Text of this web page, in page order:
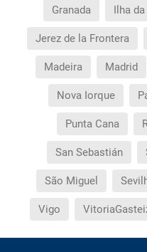
Granada Ilha
Jerez de la Frontera
Madeira Madrid
Nova Iorque
Punta Cana
San Sebastián
São Miguel
Vigo